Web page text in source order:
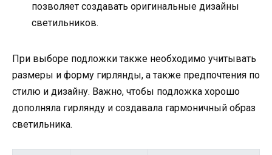
позволяет создавать оригинальные дизайны
светильников.
При выборе подложки также необходимо учитывать
размеры и форму гирлянды, а также предпочтения по
стилю и дизайну. Важно, чтобы подложка хорошо
дополняла гирлянду и создавала гармоничный образ
светильника.